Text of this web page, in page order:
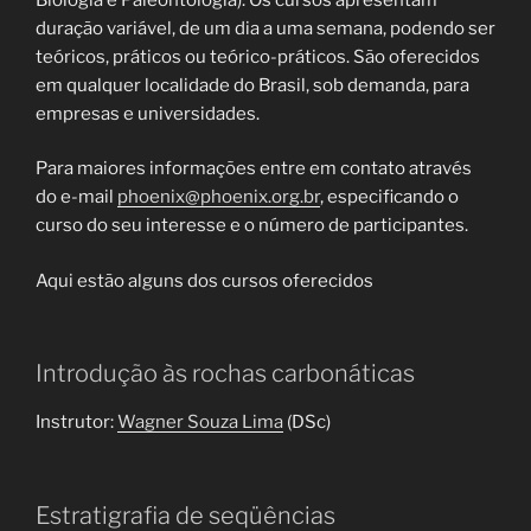
duração variável, de um dia a uma semana, podendo ser
teóricos, práticos ou teórico-práticos. São oferecidos
em qualquer localidade do Brasil, sob demanda, para
empresas e universidades.
Para maiores informações entre em contato através
do e-mail phoenix@phoenix.org.br, especificando o
curso do seu interesse e o número de participantes.
Aqui estão alguns dos cursos oferecidos
Introdução às rochas carbonáticas
Instrutor:Wagner Souza Lima (DSc)
Estratigrafia de seqüências